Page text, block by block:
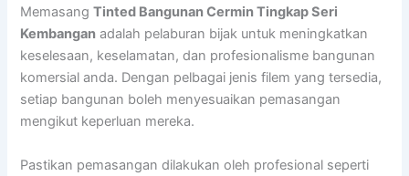
MemasangTinted Bangunan Cermin Tingkap Seri
Kembangan adalah pelaburan bijak untuk meningkatkan
keselesaan, keselamatan, dan profesionalisme bangunan
komersial anda. Dengan pelbagai jenis filem yang tersedia,
setiap bangunan boleh menyesuaikan pemasangan
mengikut keperluan mereka.
Pastikan pemasangan dilakukan oleh profesional seperti